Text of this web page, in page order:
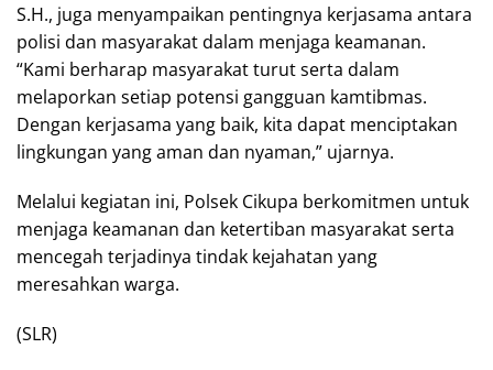
S.H., juga menyampaikan pentingnya kerjasama antara
polisi dan masyarakat dalam menjaga keamanan.
“Kami berharap masyarakat turut serta dalam
melaporkan setiap potensi gangguan kamtibmas.
Dengan kerjasama yang baik, kita dapat menciptakan
lingkungan yang aman dan nyaman,” ujarnya.
Melalui kegiatan ini, Polsek Cikupa berkomitmen untuk
menjaga keamanan dan ketertiban masyarakat serta
mencegah terjadinya tindak kejahatan yang
meresahkan warga.
(SLR)